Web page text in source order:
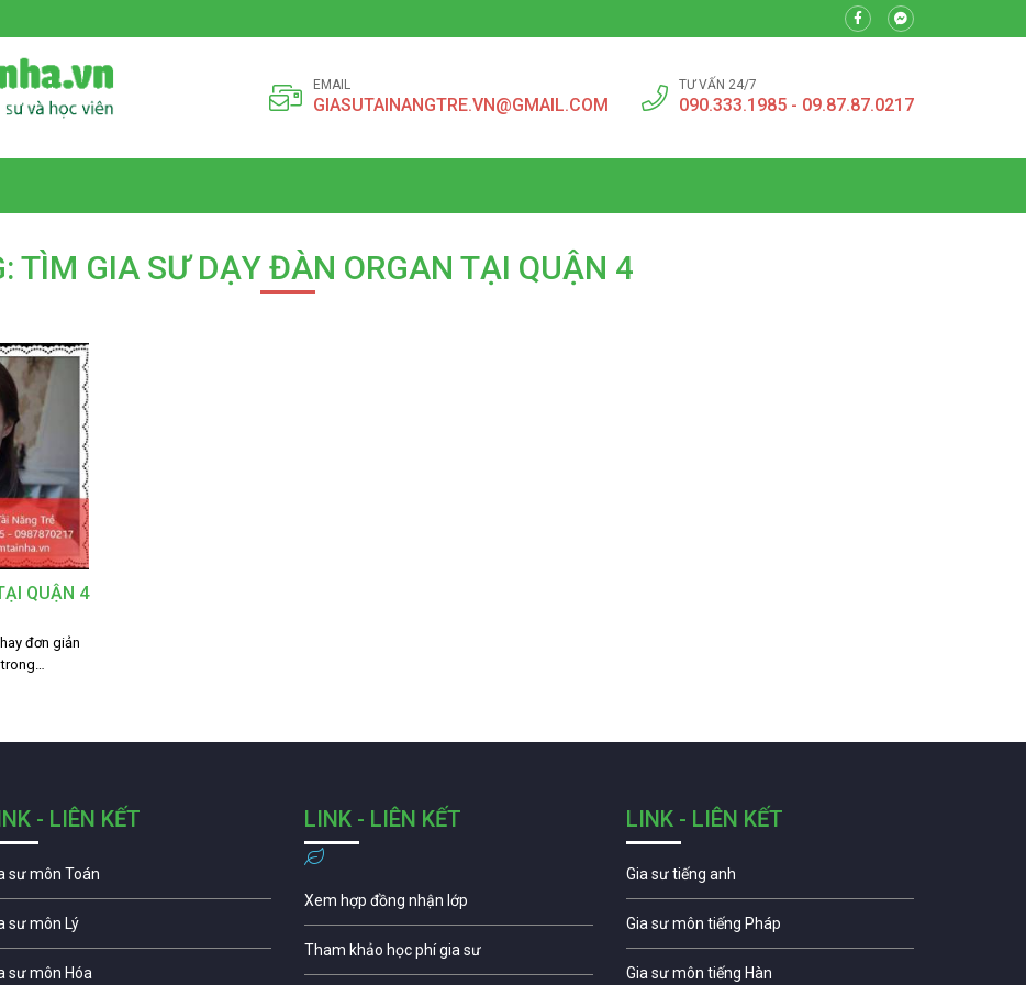
EMAIL
GIASUTAINANGTRE.VN@GMAIL.COM
TƯ VẤN 24/7
090.333.1985 - 09.87.87.0217
TÌM GIA SƯ DẠY ĐÀN ORGAN TẠI QUẬN 4
QUẬN 4
đơn giản
trong…
- LIÊN KẾT
sư môn Toán
sư môn Lý
sư môn Hóa
LINK - LIÊN KẾT
Xem hợp đồng nhận lớp
Tham khảo học phí gia sư
LINK - LIÊN KẾT
Gia sư tiếng anh
Gia sư môn tiếng Pháp
Gia sư môn tiếng Hàn